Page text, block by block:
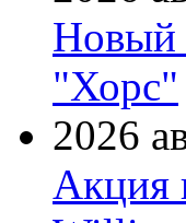
Новый
"Хорс"
2026
Акция